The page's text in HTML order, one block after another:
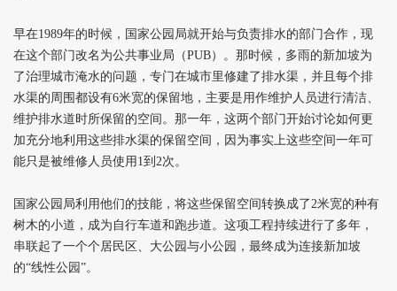
早在1989年的时候，国家公园局就开始与负责排水的部门合作，现
在这个部门改名为公共事业局（PUB）。那时候，多雨的新加坡为
了治理城市淹水的问题，专门在城市里修建了排水渠，并且每个排
水渠的周围都设有6米宽的保留地，主要是用作维护人员进行清洁、
维护排水道时所保留的空间。那一年，这两个部门开始讨论如何更
加充分地利用这些排水渠的保留空间，因为事实上这些空间一年可
能只是被维修人员使用1到2次。
国家公园局利用他们的技能，将这些保留空间转换成了2米宽的种有
树木的小道，成为自行车道和跑步道。这项工程持续进行了多年，
串联起了一个个居民区、大公园与小公园，最终成为连接新加坡
的“线性公园”。